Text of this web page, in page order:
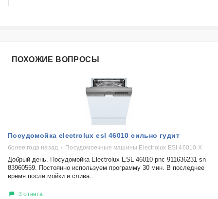
ПОХОЖИЕ ВОПРОСЫ
Посудомойка electrolux esl 46010 сильно гудит
более года назад Посудомоечные машины Electrolux ESI 46010 X
Добрый день. Посудомойка Electrolux ESL 46010 pnс 911636231 sn
83960559. Постоянно используем программу 30 мин. В последнее
время после мойки и слива...
3 ответа